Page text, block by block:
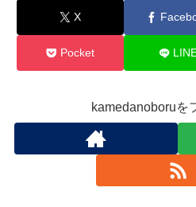
X
Pocket
kamedanoboruを